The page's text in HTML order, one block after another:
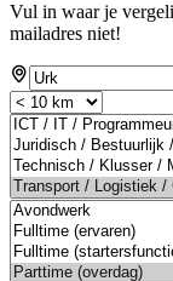
Vul in waar je
mailadres niet!